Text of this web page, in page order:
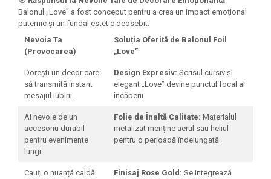
Seturi Creative pentru Copii
Stampile Copii
Balonul „Love” a fost conceput pentru a crea un impact emoțional
puternic și un fundal estetic deosebit:
Nevoia Ta
(Provocarea)
Soluția Oferită de Balonul Foil
„Love”
Dorești un decor care
să transmită instant
mesajul iubirii.
Design Expresiv: Scrisul cursiv și
elegant „Love” devine punctul focal al
încăperii.
Ai nevoie de un
accesoriu durabil
pentru evenimente
lungi.
Folie de Înaltă Calitate: Materialul
metalizat menține aerul sau heliul
pentru o perioadă îndelungată.
Cauți o nuanță caldă
Finisaj Rose Gold: Se integrează